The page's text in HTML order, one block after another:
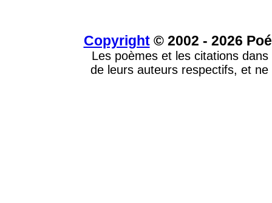
Copyright© 2002 - 2026
Les poèmes et les citations
de leurs auteurs respectifs, et